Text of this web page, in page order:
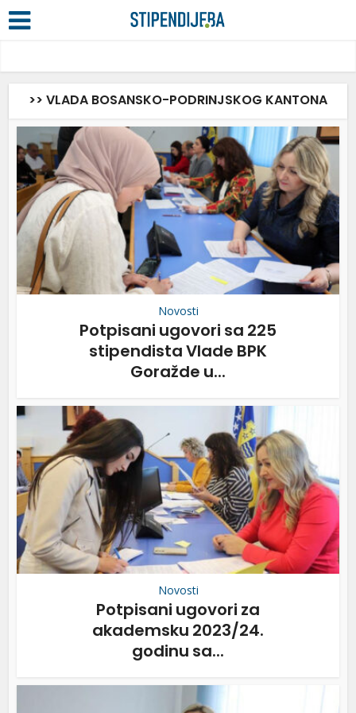
>> VLADA BOSANSKO-PODRINJSKOG KANTONA
Novosti
Potpisani ugovori sa 225
stipendista Vlade BPK
Goražde u...
Novosti
Potpisani ugovori za
akademsku 2023/24.
godinu sa...